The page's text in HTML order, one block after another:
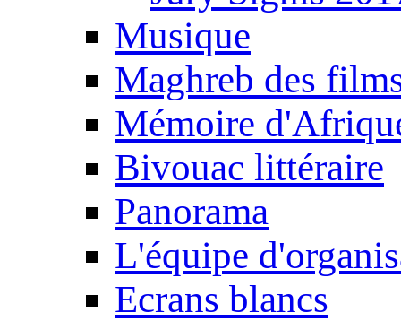
Musique
Maghreb des
Mémoire
Bivouac littéraire
Panorama
L'équipe
Ecrans blancs